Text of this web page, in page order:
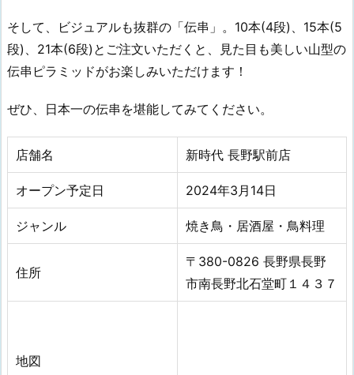
そして、ビジュアルも抜群の「伝串」。10本(4段)、15本(5
段)、21本(6段)とご注文いただくと、見た目も美しい山型の
伝串ピラミッドがお楽しみいただけます！
ぜひ、日本一の伝串を堪能してみてください。
店舗名 新時代 長野駅前店
オープン予定日 2024年3月14日
ジャンル 焼き鳥・居酒屋・鳥料理
住所
〒380-0826 長野県長野
市南長野北石堂町１４３７
地図